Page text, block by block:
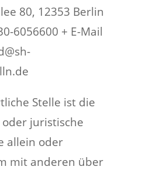
80, 12353 Berlin
6056600 + E-Mail
Stelle ist die
juristische
allein oder
mit anderen über